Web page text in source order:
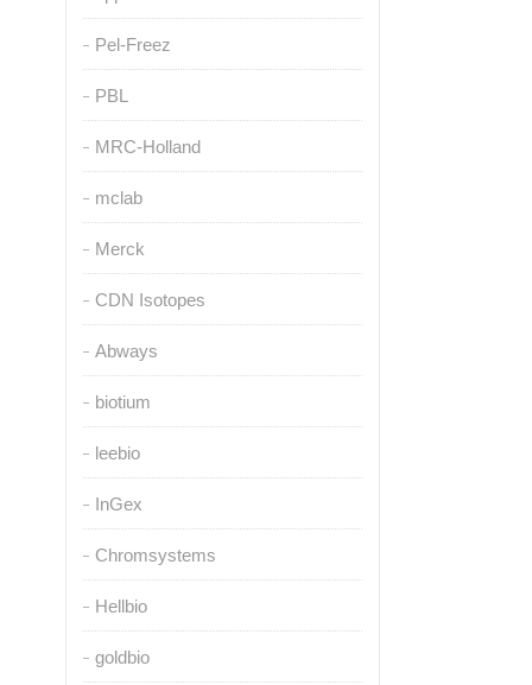
Pel-Freez
PBL
MRC-Holland
mclab
Merck
CDN Isotopes
Abways
biotium
leebio
InGex
Chromsystems
Hellbio
goldbio